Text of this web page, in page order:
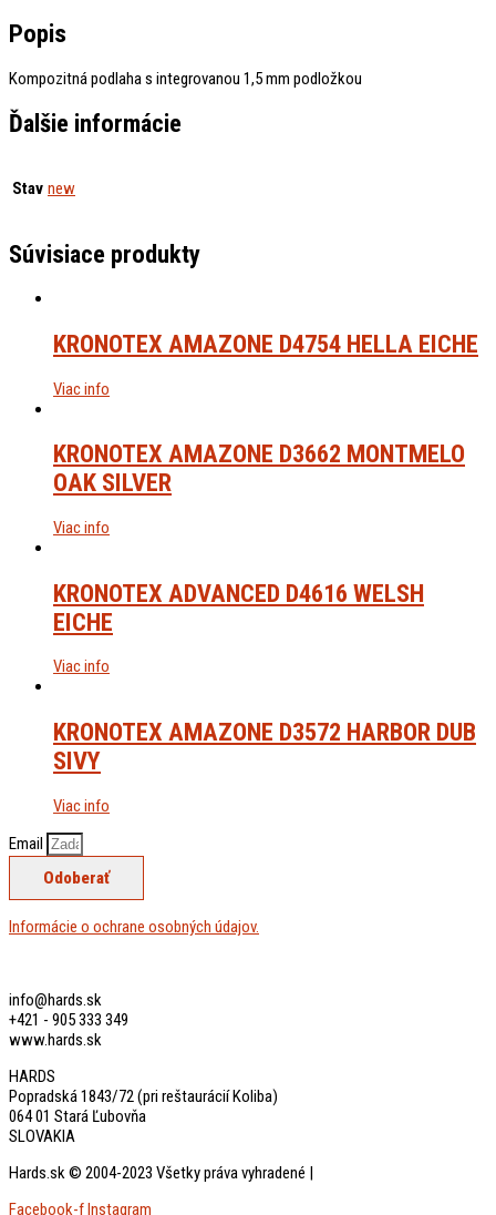
Popis
Kompozitná podlaha s integrovanou 1,5 mm podložkou
Ďalšie informácie
Stav new
Súvisiace produkty
KRONOTEX AMAZONE D4754 HELLA EICHE
Viac info
KRONOTEX AMAZONE D3662 MONTMELO
OAK SILVER
Viac info
KRONOTEX ADVANCED D4616 WELSH
EICHE
Viac info
KRONOTEX AMAZONE D3572 HARBOR DUB
SIVY
Viac info
Email
Odoberať
Informácie o ochrane osobných údajov.
info@hards.sk
+421 - 905 333 349
www.hards.sk
HARDS
Popradská 1843/72 (pri reštaurácií Koliba)
064 01 Stará Ľubovňa
SLOVAKIA
Hards.sk © 2004-2023 Všetky práva vyhradené |
Facebook-fInstagram